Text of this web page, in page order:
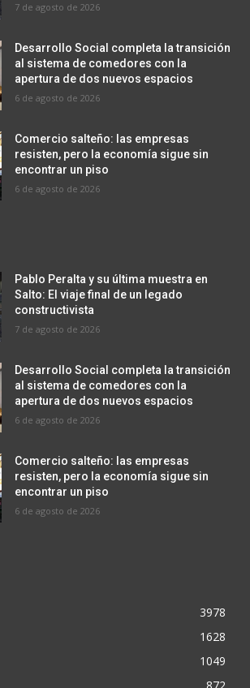
7 de agosto de 2026
Desarrollo Social completa la transición
al sistema de comedores con la
apertura de dos nuevos espacios
6 de agosto de 2026
Comercio salteño: las empresas
resisten, pero la economía sigue sin
encontrar un piso
6 de agosto de 2026
Pablo Peralta y su última muestra en
Salto: El viaje final de un legado
constructivista
7 de agosto de 2026
Desarrollo Social completa la transición
al sistema de comedores con la
apertura de dos nuevos espacios
6 de agosto de 2026
Comercio salteño: las empresas
resisten, pero la economía sigue sin
encontrar un piso
6 de agosto de 2026
3978
1628
1049